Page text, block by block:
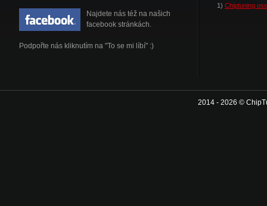
Najdete nás též na našich
facebook stránkách.
Podpořte nás kliknutím na "To se mi líbí" :)
1) Chiptuning
2014 - 2026 ©